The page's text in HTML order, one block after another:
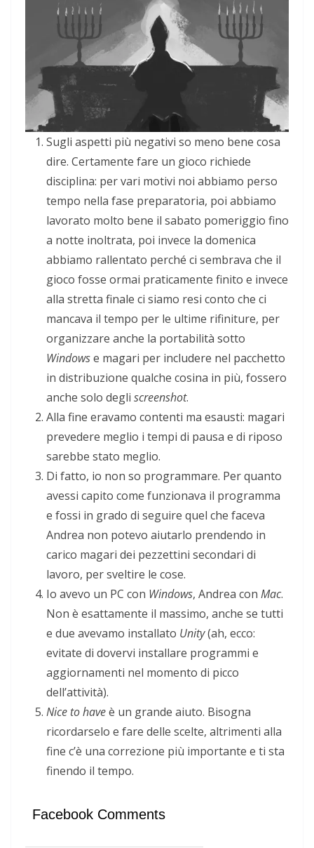
Sugli aspetti più negativi so meno bene cosa
dire. Certamente fare un gioco richiede
disciplina: per vari motivi noi abbiamo perso
tempo nella fase preparatoria, poi abbiamo
lavorato molto bene il sabato pomeriggio fino
a notte inoltrata, poi invece la domenica
abbiamo rallentato perché ci sembrava che il
gioco fosse ormai praticamente finito e invece
alla stretta finale ci siamo resi conto che ci
mancava il tempo per le ultime rifiniture, per
organizzare anche la portabilità sotto
Windowse magari per includere nel pacchetto
in distribuzione qualche cosina in più, fossero
anche solo degli screenshot.
Alla fine eravamo contenti ma esausti: magari
prevedere meglio i tempi di pausa e di riposo
sarebbe stato meglio.
Di fatto, io non so programmare. Per quanto
avessi capito come funzionava il programma
e fossi in grado di seguire quel che faceva
Andrea non potevo aiutarlo prendendo in
carico magari dei pezzettini secondari di
lavoro, per sveltire le cose.
Io avevo un PC con Windows, Andrea con Mac.
Non è esattamente il massimo, anche se tutti
e due avevamo installato Unity(ah, ecco:
evitate di dovervi installare programmi e
aggiornamenti nel momento di picco
dell’attività).
Nice to haveè un grande aiuto. Bisogna
ricordarselo e fare delle scelte, altrimenti alla
fine c’è una correzione più importante e ti sta
finendo il tempo.
Facebook Comments